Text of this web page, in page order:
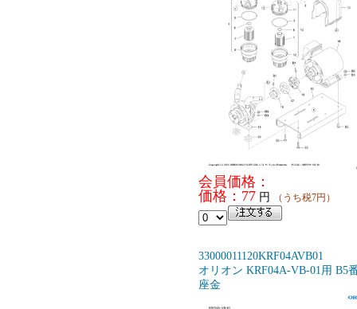
会員価格：
価格：77 円 （うち税7円）
33000011120KRF04AVB01
オリオン KRF04A-VB-01用 B5
座金